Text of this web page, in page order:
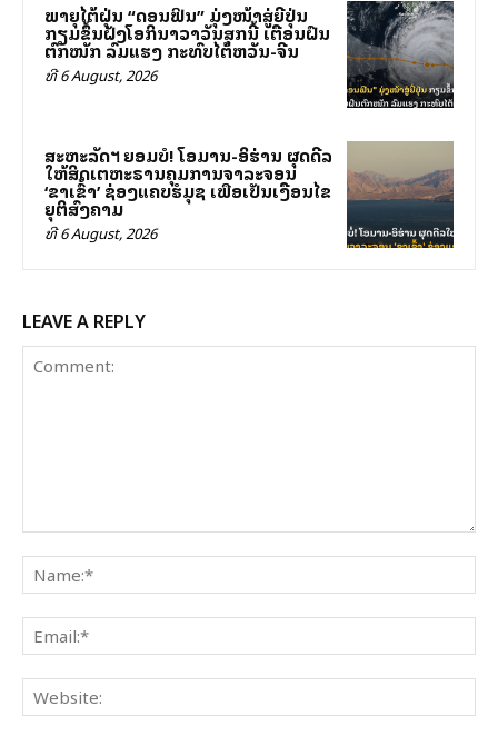
ພາຍຸໄຕ້ຝຸ່ນ “ດອນຟິນ” ມຸ່ງໜ້າສູ່ຍີ່ປຸ່ນ
ກຽມຂຶ້ນຝັ່ງໂອກິນາວາວັນສຸກນີ້ ເຕືອນຝົນ
ຕົກໜັກ ລົມແຮງ ກະທົບໄຕ້ຫວັນ-ຈີນ
ທີ 6 August, 2026
ສະຫະລັດฯ ຍອມບໍ່! ໂອມານ-ອິຮ່ານ ຜຸດດີລ
ໃຫ້ສິດເຕຫະຣານຄຸມການຈາລະຈອນ
‘ຂາເຂົ້າ’ ຊ່ອງແຄບຮໍມຸຊ ເພື່ອເປັນເງື່ອນໄຂ
ຍຸຕິສົງຄາມ
ທີ 6 August, 2026
LEAVE A REPLY